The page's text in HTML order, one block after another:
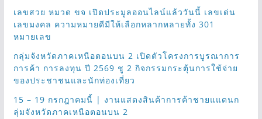
เลขสวย หมวด ขจ เปิดประมูลออนไลน์แล้ววันนี้ เลขเด่น
เลขมงคล ความหมายดีมีให้เลือกหลากหลายทั้ง 301
หมายเลข
กลุ่มจังหวัดภาคเหนือตอนบน 2 เปิดตัวโครงการบูรณาการ
การค้า การลงทุน ปี 2569 ชู 2 กิจกรรมกระตุ้นการใช้จ่าย
ของประชาชนและนักท่องเที่ยว
15 – 19 กรกฎาคมนี้ | งานแสดงสินค้าการค้าชายแแดนก
ลุ่มจังหวัดภาคเหนือตอนบน 2